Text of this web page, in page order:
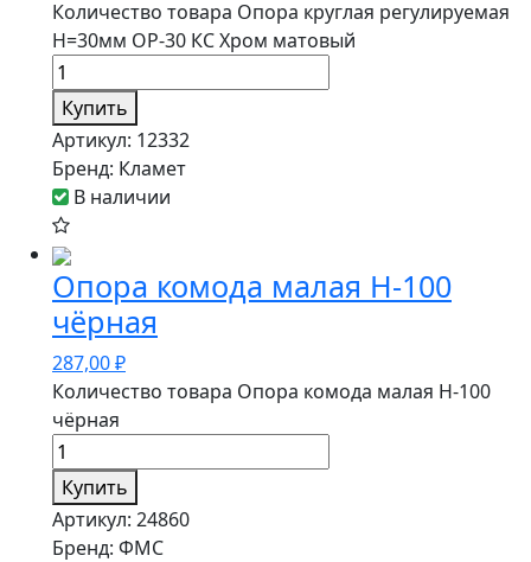
Количество товара Опора круглая регулируемая
Н=30мм ОР-30 КС Хром матовый
Купить
Артикул: 12332
Бренд: Кламет
В наличии
Опора комода малая Н-100
чёрная
287,00₽
Количество товара Опора комода малая Н-100
чёрная
Купить
Артикул: 24860
Бренд: ФМС